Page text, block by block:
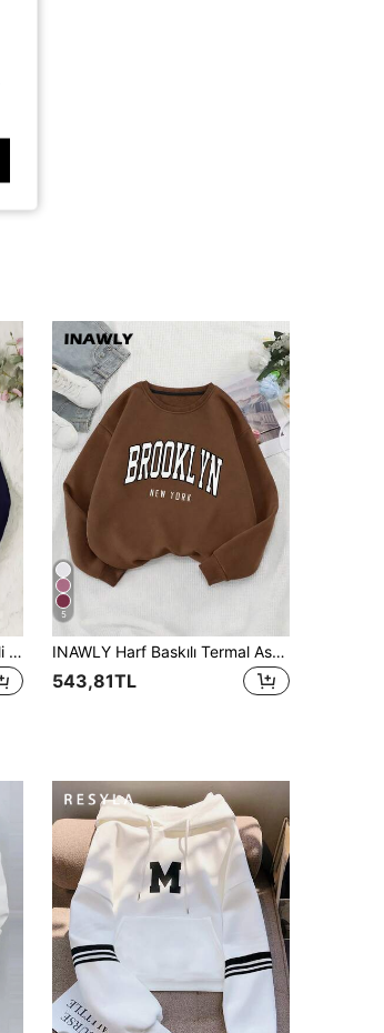
INAWLY Harf ve Çiçek Desenli Termal Kazak, Uzun Kollu Üstler, Mezuniyet, Okula Dönüş, Öğretmen, Kadın, Sonbahar Okula Dönüş
5
INAWLY Harf Baskılı Termal Astarlı Sweatshirt, Uzun Kollu Üstler, Mezuniyet, Okula Dönüş, Öğretmen, Kadın, Okula Dönüş Sonbahar Sweatshirt
543,81TL